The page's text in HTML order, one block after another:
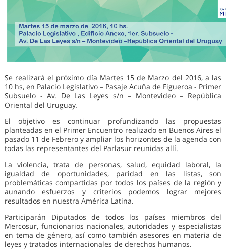
Se realizará el próximo día Martes 15 de Marzo del 2016, a las
10 hs, en Palacio Legislativo – Pasaje Acuña de Figueroa - Primer
Subsuelo - Av. De Las Leyes s/n – Montevideo – República
Oriental del Uruguay.
El objetivo es continuar profundizando las propuestas
planteadas en el Primer Encuentro realizado en Buenos Aires el
pasado 11 de Febrero y ampliar los horizontes de la agenda con
todas las representantes del Parlasur reunidas allí.
La violencia, trata de personas, salud, equidad laboral, la
igualdad de oportunidades, paridad en las listas, son
problemáticas compartidas por todos los países de la región y
aunando esfuerzos y criterios podemos lograr mejores
resultados en nuestra América Latina.
Participarán Diputados de todos los países miembros del
Mercosur, funcionarios nacionales, autoridades y especialistas
en tema de género, así como también asesores en materia de
leyes y tratados internacionales de derechos humanos.